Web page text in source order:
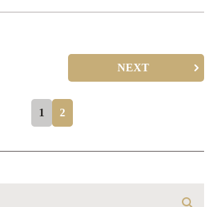
1 2
NEXT